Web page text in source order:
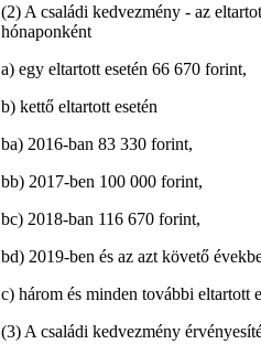
(2) A családi kedvezmény - az
hónaponként
a) egy eltartott esetén 66 670 forint,
b) kettő eltartott esetén
ba) 2016-ban 83 330 forint,
bb) 2017-ben 100 000 forint,
bc) 2018-ban 116 670 forint,
bd) 2019-ben és az azt követő
c) három és minden további eltartott
(3) A családi kedvezmény